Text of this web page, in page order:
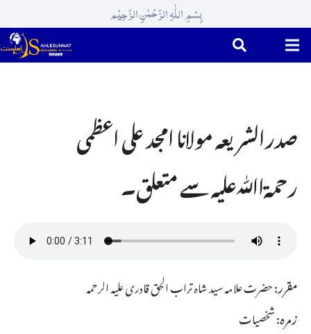
بِسْمِ اللّٰہِ الرَّحْمٰنِ الرَّحِیْم
صدرالشریعہ مولانا امجد علی اعظمی
رحمۃاﷲعلیہ سے متعلق۔
مقرر:حضرت علامہ سید شاہ تراب الحق قادری علیہ الرحمہ
زمرہ:شخصیات